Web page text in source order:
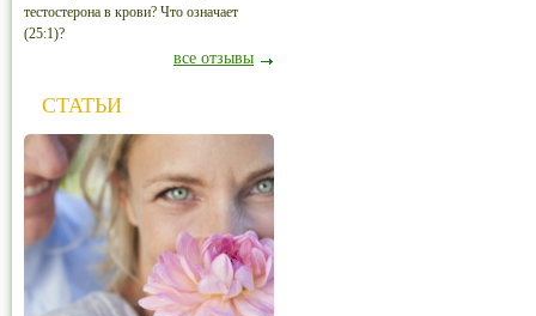
тестостерона в крови? Что означает
(25:1)?
все отзывы
СТАТЬИ